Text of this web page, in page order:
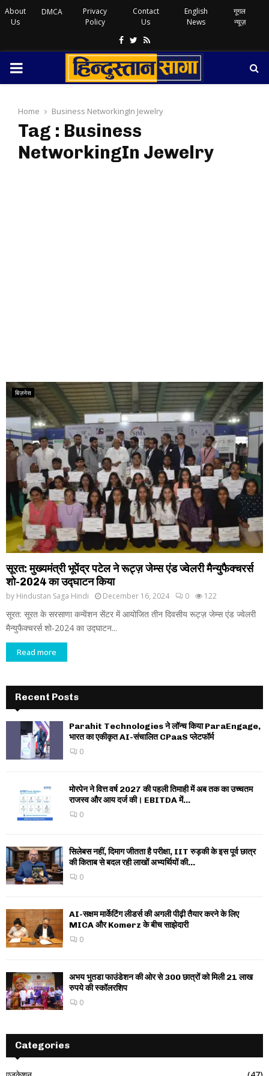
About
Us
DMCA
Privacy
Policy
Contact
Us
English
News
गूगल
न्यूज़
Facebook
Twitter
Rss
PRIMARY
Home Business NetworkingIn Jewelry
Tag : Business
NetworkingIn Jewelry
बिज़नेस
सूरत: मुख्यमंत्री भूपेंद्र पटेल ने रूट्ज़ जेम्स एंड ज्वेलरी मैन्युफैक्चरर्स
शो-2024 का उद्घाटन किया
by Hindustan Saga Hindi December 16, 2024 0 122
सूरत: सूरत के सरसाणा कन्वेंशन सेंटर में आयोजित तीन दिवसीय रूट्ज़ जेम्स एंड ज्वेलरी
मैन्युफैक्चरर्स शो-2024 का उद्घाटन...
Read more
Recent Posts
Parahit Technologies ने लॉन्च किया ParaEngage,
भारत का एकीकृत AI-संचालित CPaaS प्लेटफॉर्म
0
मोरपेन ने वित्त वर्ष 2027 की पहली तिमाही में अब तक का उच्चतम
राजस्व और आय दर्ज की। EBITDA में...
0
सिलेबस नहीं, दिमाग जीतता है परीक्षा, IIT रुड़की के इस पूर्व छात्र
की किताब से बदल रही लाखों अभ्यर्थियों की...
0
AI-सक्षम मार्केटिंग लीडर्स की अगली पीढ़ी तैयार करने के लिए
MICA और Komerz के बीच साझेदारी
0
अभय भुतडा फाउंडेशन की ओर से 300 छात्रों को मिली 21 लाख
रुपये की स्कॉलरशिप
0
Categories